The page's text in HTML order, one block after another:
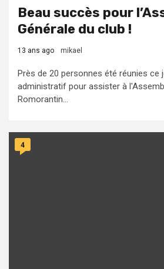
Beau succès pour
Générale du club !
13 ans ago mikael
Près de 20 personnes été réunies ce
administratif pour assister à
Romorantin...
4